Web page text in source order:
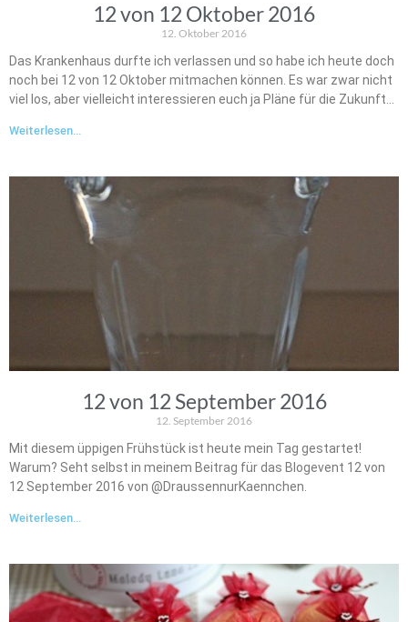
12 von 12 Oktober 2016
12. Oktober 2016
Das Krankenhaus durfte ich verlassen und so habe ich heute doch
noch bei 12 von 12 Oktober mitmachen können. Es war zwar nicht
viel los, aber vielleicht interessieren euch ja Pläne für die Zukunft…
Weiterlesen...
12 von 12 September 2016
12. September 2016
Mit diesem üppigen Frühstück ist heute mein Tag gestartet!
Warum? Seht selbst in meinem Beitrag für das Blogevent 12 von
12 September 2016 von @DraussennurKaennchen.
Weiterlesen...